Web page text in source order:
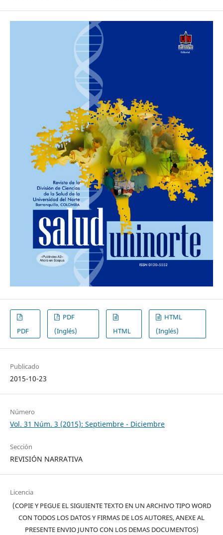
PDF
PDF
(Inglés)
HTML
HTML
(Inglés)
Publicado
2015-10-23
Número
Vol. 31 Núm. 3 (2015): Septiembre - Diciembre
Sección
REVISIÓN NARRATIVA
Licencia
(COPIE Y PEGUE EL SIGUIENTE TEXTO EN UN ARCHIVO TIPO WORD
CON TODOS LOS DATOS Y FIRMAS DE LOS AUTORES, ANEXE AL
PRESENTE ENVIO JUNTO CON LOS DEMAS DOCUMENTOS)